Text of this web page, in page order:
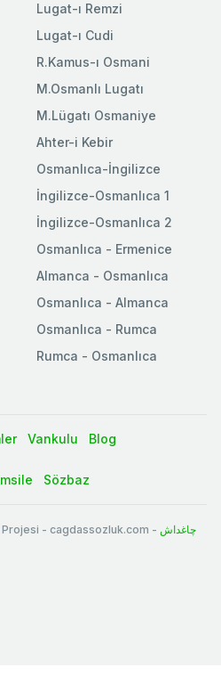
Lugat-ı Remzi
Lugat-ı Cudi
R.Kamus-ı Osmani
M.Osmanlı Lugatı
M.Lügatı Osmaniye
Ahter-i Kebir
Osmanlıca-İngilizce
İngilizce-Osmanlıca 1
İngilizce-Osmanlıca 2
Osmanlıca - Ermenice
Almanca - Osmanlıca
Osmanlıca - Almanca
Osmanlıca - Rumca
Rumca - Osmanlıca
Vankulu Blog
Sözbaz
- cagdassozluk.com - چاغداش